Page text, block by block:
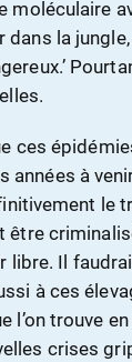
moléculaire
la
ces
années à
le
être
libre. Il
à ces
l’on trouve
crises